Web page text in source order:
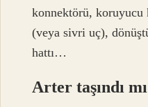
konnektörü, koruyucu
(veya sivri uç),
hattı…
Arter taşındı